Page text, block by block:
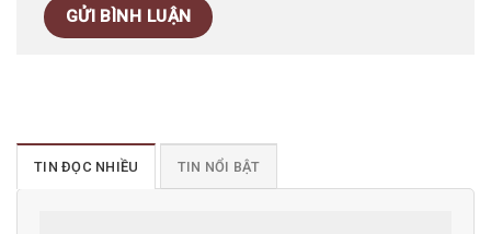
TIN ĐỌC NHIỀU TIN NỔI BẬT